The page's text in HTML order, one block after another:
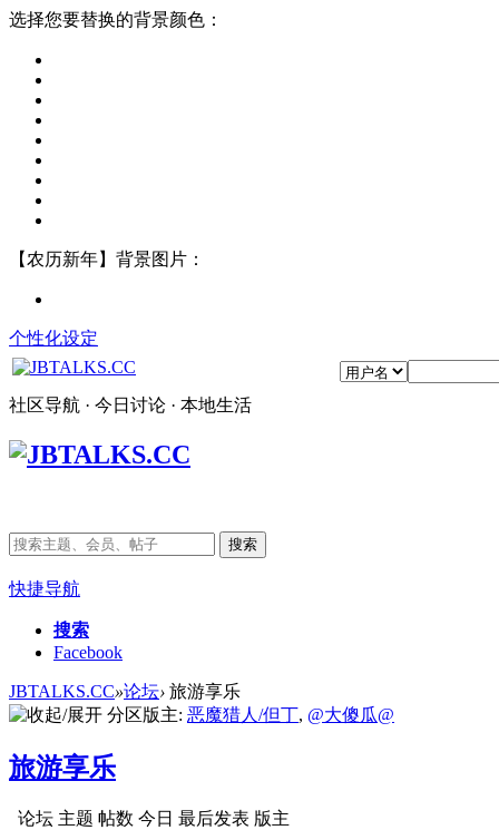
选择您要替换的背景颜色：
【农历新年】背景图片：
个性化设定
社区导航 · 今日讨论 · 本地生活
搜索
快捷导航
搜索
Facebook
JBTALKS.CC»论坛› 旅游享乐
分区版主: 恶魔猎人/但丁, @大傻瓜@
旅游享乐
论坛 主题 帖数 今日 最后发表 版主